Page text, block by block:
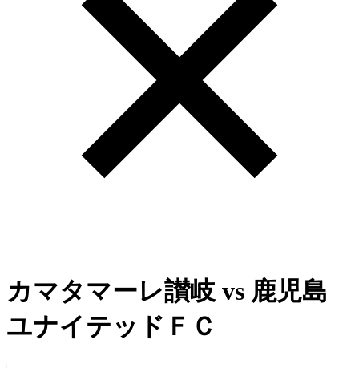
カマタマーレ讃岐 vs 鹿児島
ユナイテッドＦＣ